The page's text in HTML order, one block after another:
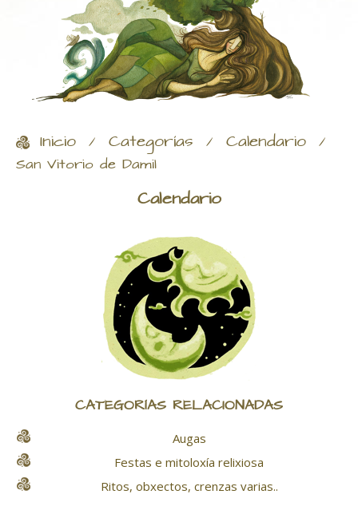
Inicio / Categorías / Calendario /
San Vitorio de Damil
Calendario
CATEGORÍAS RELACIONADAS
Augas
Festas e mitoloxía relixiosa
Ritos, obxectos, crenzas varias..